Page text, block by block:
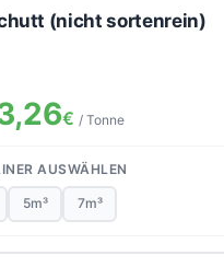
(nicht sortenrein)
€ / Tonne
AUSWÄHLEN
5m³ 7m³